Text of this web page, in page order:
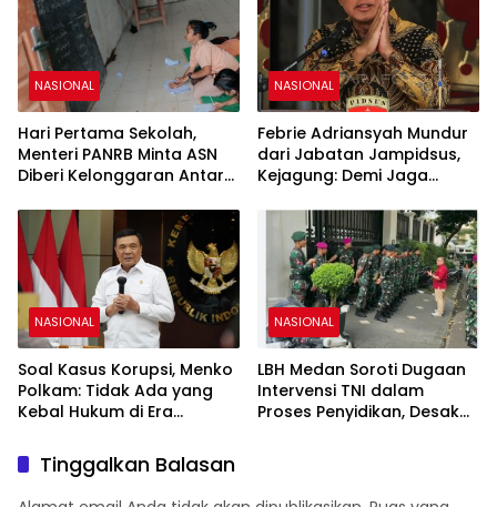
NASIONAL
Hari Pertama Sekolah,
Menteri PANRB Minta ASN
Diberi Kelonggaran Antar
NASIONAL
Febrie Adriansyah Mundur
dari Jabatan Jampidsus,
Kejagung: Demi Jaga
Hukum
NASIONAL
Soal Kasus Korupsi, Menko
Polkam: Tidak Ada yang
Kebal Hukum di Era
NASIONAL
LBH Medan Soroti Dugaan
Intervensi TNI dalam
Proses Penyidikan, Desak
Tinggalkan Balasan